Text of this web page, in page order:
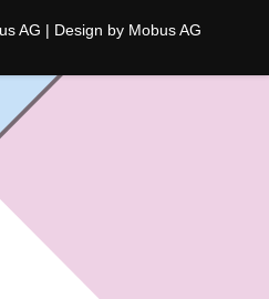
AG | Design by Mobus AG